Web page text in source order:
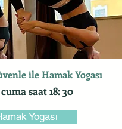
ile Hamak Yogası
saat 18: 30
Yogası